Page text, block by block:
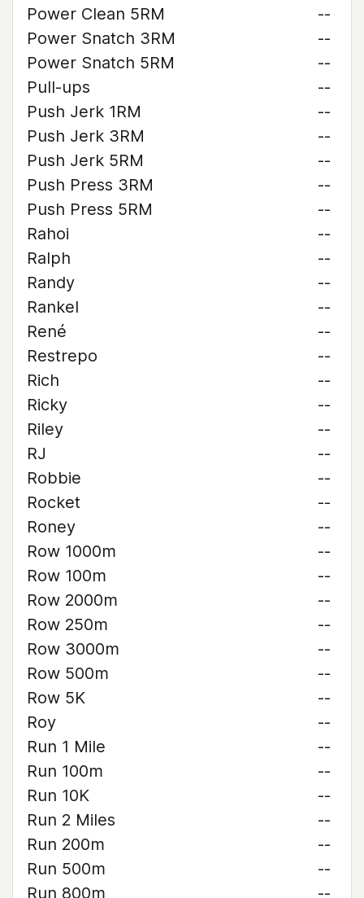
Power Clean 5RM
--
Power Snatch 3RM
--
Power Snatch 5RM
--
Pull-ups
--
Push Jerk 1RM
--
Push Jerk 3RM
--
Push Jerk 5RM
--
Push Press 3RM
--
Push Press 5RM
--
Rahoi
--
Ralph
--
Randy
--
Rankel
--
René
--
Restrepo
--
Rich
--
Ricky
--
Riley
--
RJ
--
Robbie
--
Rocket
--
Roney
--
Row 1000m
--
Row 100m
--
Row 2000m
--
Row 250m
--
Row 3000m
--
Row 500m
--
Row 5K
--
Roy
--
Run 1 Mile
--
Run 100m
--
Run 10K
--
Run 2 Miles
--
Run 200m
--
Run 500m
--
Run 800m
--